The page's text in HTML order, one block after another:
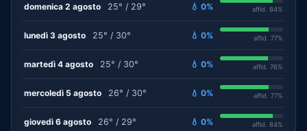
domenica 2 agosto 25° / 29° 💧 0% affid. 84%
lunedì 3 agosto 25° / 30° 💧 0% affid. 77%
martedì 4 agosto 25° / 30° 💧 0% affid. 76%
mercoledì 5 agosto 26° / 30° 💧 0% affid. 77%
giovedì 6 agosto 26° / 29° 💧 0% affid. 84%